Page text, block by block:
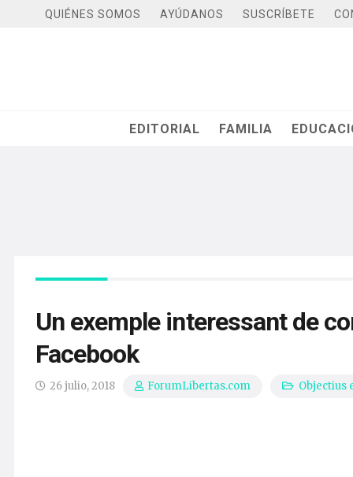
QUIÉNES SOMOS AYÚDANOS SUSCRÍBETE
EDITORIAL FAMILIA
Un exemple interessant de
Facebook
26 julio, 2018 ForumLibertas.com Objectius